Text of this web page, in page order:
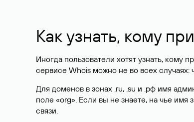
Как узнать, кому
Иногда пользователи хотят узнать, кому
сервисе Whois можно не во всех
Для доменов в зонах .ru, .su и .рф имя
поле «org». Если вы не знаете, на чье
связи.